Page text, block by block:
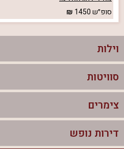
סופ״ש1450
וילות
וילות בצפון
וילות להשכרה
סוויטות
סוויטות בצפון
צימרים לזוגות עם בריכה פרטית
צימרים
צימרים בצפון
דירות נופש